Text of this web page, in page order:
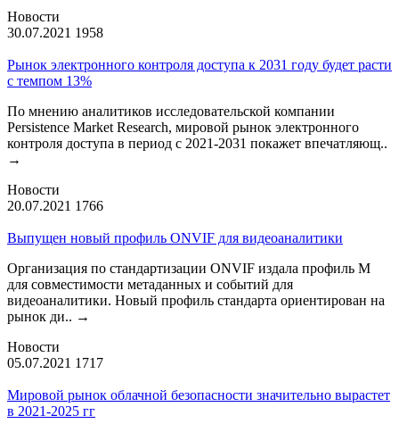
Новости
30.07.2021 1958
Рынок электронного контроля доступа к 2031 году будет расти
с темпом 13%
По мнению аналитиков исследовательской компании
Persistence Market Research, мировой рынок электронного
контроля доступа в период с 2021-2031 покажет впечатляющ..
→
Новости
20.07.2021 1766
Выпущен новый профиль ONVIF для видеоаналитики
Организация по стандартизации ONVIF издала профиль М
для совместимости метаданных и событий для
видеоаналитики. Новый профиль стандарта ориентирован на
рынок ди.. →
Новости
05.07.2021 1717
Мировой рынок облачной безопасности значительно вырастет
в 2021-2025 гг